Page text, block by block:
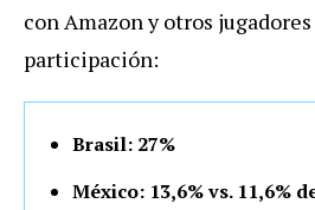
con Amazon y otros
participación:
Brasil: 27%
México: 13,6% vs. 11,6%